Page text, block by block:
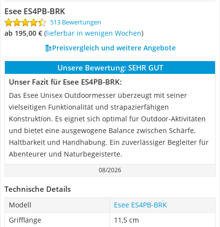
Esee ES4PB-BRK
513 Bewertungen
ab 195,00 € ( Lieferbar in wenigen Wochen)
Preisvergleich und weitere Angebote
Unsere Bewertung: SEHR GUT
Unser Fazit für Esee ES4PB-BRK:
Das Esee Unisex Outdoormesser überzeugt mit seiner
vielseitigen Funktionalität und strapazierfähigen
Konstruktion. Es eignet sich optimal für Outdoor-Aktivitäten
und bietet eine ausgewogene Balance zwischen Schärfe,
Haltbarkeit und Handhabung. Ein zuverlässiger Begleiter für
Abenteurer und Naturbegeisterte.
08/2026
Technische Details
Modell
Esee ES4PB-BRK
Grifflänge
11,5 cm